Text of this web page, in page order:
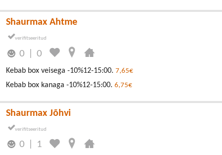
Shaurmax Ahtme
0 |0
Kebab box veisega -10%12-15:00. 7,65€
Kebab box kanaga -10%12-15:00. 6,75€
Shaurmax Jõhvi
0 1